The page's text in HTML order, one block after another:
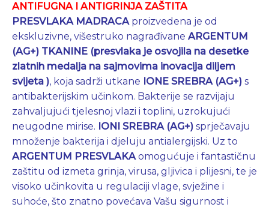
ANTIFUGNA I ANTIGRINJA ZAŠTITA
PRESVLAKA MADRACA proizvedena je od
ekskluzivne, višestruko nagrađivane ARGENTUM
(AG+) TKANINE (presvlaka je osvojila na desetke
zlatnih medalja na sajmovima inovacija diljem
svijeta ), koja sadrži utkane IONE SREBRA (AG+) s
antibakterijskim učinkom. Bakterije se razvijaju
zahvaljujući tjelesnoj vlazi i toplini, uzrokujući
neugodne mirise. IONI SREBRA (AG+) sprječavaju
množenje bakterija i djeluju antialergijski. Uz to
ARGENTUM PRESVLAKAomogućuje i fantastičnu
zaštitu od izmeta grinja, virusa, gljivica i plijesni, te je
visoko učinkovita u regulaciji vlage, svježine i
suhoće, što znatno povećava Vašu sigurnost i